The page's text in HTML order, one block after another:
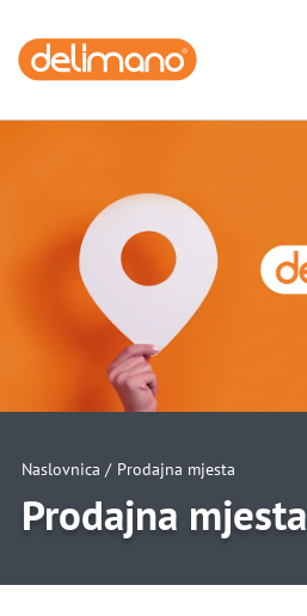
Naslovnica / Prodajna mjesta
Prodajna mjesta